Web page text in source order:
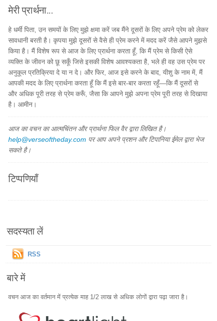
मेरी प्रार्थना...
हे धर्मी पिता, उन समयों के लिए मुझे क्षमा करें जब मैंने दूसरों के लिए अपने प्रेम को लेकर
सावधानी बरती है। कृपया मुझे दूसरों से वैसे ही प्रेम करने में मदद करें जैसे आपने मुझसे
किया है। मैं विशेष रूप से आज के लिए प्रार्थना करता हूँ, कि मैं प्रेम से किसी ऐसे
व्यक्ति के जीवन को छू सकूँ जिसे इसकी विशेष आवश्यकता है, भले ही वह उस प्रेम पर
अनुकूल प्रतिक्रिया दे या न दे। और फिर, आज इसे करने के बाद, यीशु के नाम में, मैं
आपकी मदद के लिए प्रार्थना करता हूँ कि मैं इसे बार-बार करता रहूँ—कि मैं दूसरों से
और अधिक पूरी तरह से प्रेम करूँ, जैसा कि आपने मुझे अपना प्रेम पूरी तरह से दिखाया
है। आमीन।
आज का वचन का आत्मचिंतन और प्रार्थना फिल वैर द्वारा लिखित है।
help@verseoftheday.com पर आप अपने प्रशन और टिपानिया ईमेल द्वारा भेज
सकते है।
टिप्पणियाँ
सदस्यता लें
RSS
बारे में
वचन आज का वर्तमान में प्रत्येक माह 1/2 लाख से अधिक लोगों द्वारा पढ़ा जारा है।